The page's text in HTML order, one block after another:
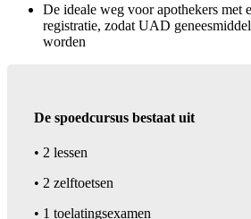
De ideale weg voor apothekers met
registratie, zodat UAD
worden
De spoedcursus bestaat uit
• 2 lessen
• 2 zelftoetsen
• 1 toelatingsexamen